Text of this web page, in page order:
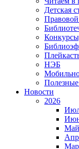
Детская
НЭБ
Новости
2026
Май